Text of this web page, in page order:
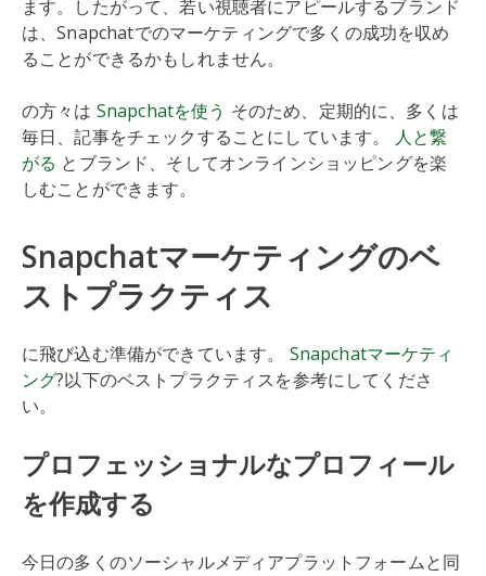
ます。したがって、若い視聴者にアピールするブランド
は、Snapchatでのマーケティングで多くの成功を収め
ることができるかもしれません。
の方々は Snapchatを使う そのため、定期的に、多くは
毎日、記事をチェックすることにしています。
人と繋
がる とブランド、そしてオンラインショッピングを楽
しむことができます。
Snapchatマーケティングのベ
ストプラクティス
に飛び込む準備ができています。 Snapchatマーケティ
ング?以下のベストプラクティスを参考にしてくださ
い。
プロフェッショナルなプロフィール
を作成する
今日の多くのソーシャルメディアプラットフォームと同